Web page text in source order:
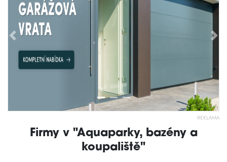
Předchozí
REKLAMA
Firmy v "Aquaparky, bazény a
koupaliště"